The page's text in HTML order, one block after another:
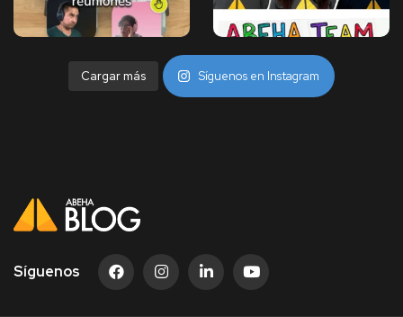
Cargar más Síguenos en Instagram
Síguenos